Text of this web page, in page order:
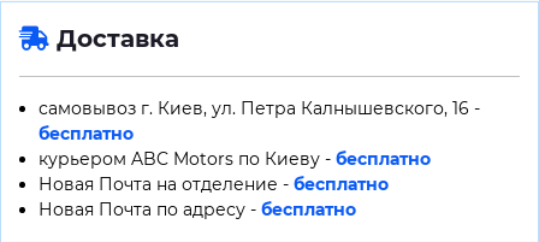
Доставка
самовывоз г. Киев, ул. Петра Калнышевского, 16 -
бесплатно
курьером ABC Motors по Киеву - бесплатно
Новая Почта на отделение - бесплатно
Новая Почта по адресу - бесплатно